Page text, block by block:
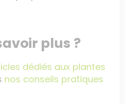
plus ?
dédiés aux plantes
nos conseils pratiques